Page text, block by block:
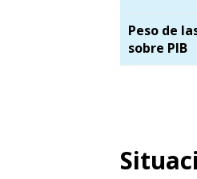
Peso de
sobre PIB